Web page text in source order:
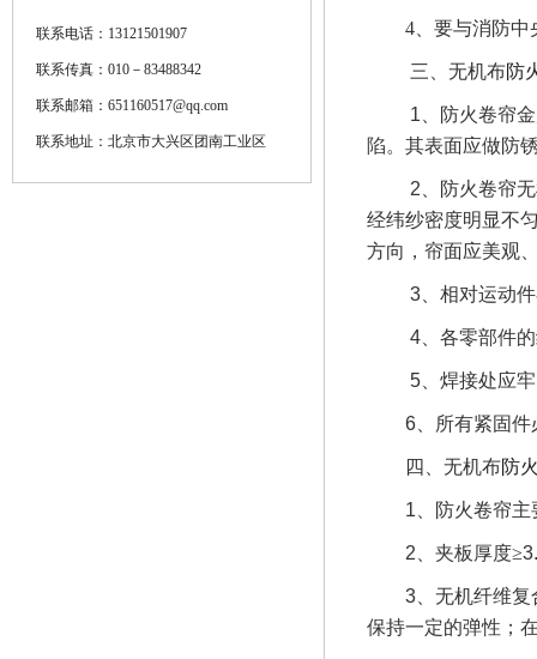
联系电话：13121501907
联系传真：010－83488342
联系邮箱：651160517@qq.com
联系地址：北京市大兴区团南工业区
4 要与消防中
三、 无机布防
1 、防火卷帘
陷。其表面应做防
2 、防火卷帘
经纬纱密度明显不
方向，帘面应美观
3 、相对运动
4 、各零部件
5 、焊接处应
6 、所有紧固
四、 无机布防
1 、防火卷帘
2 、夹板厚度≥
3 、无机纤维
保持一定的弹性；